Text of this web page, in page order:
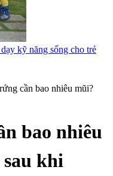
kỹ năng sống cho trẻ
cần bao nhiêu mũi?
bao nhiêu
khi